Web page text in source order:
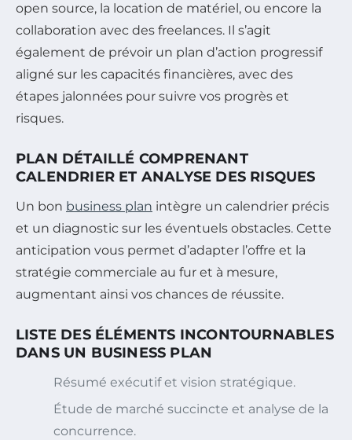
open source, la location de matériel, ou encore la
collaboration avec des freelances. Il s’agit
également de prévoir un plan d’action progressif
aligné sur les capacités financières, avec des
étapes jalonnées pour suivre vos progrès et
risques.
PLAN DÉTAILLÉ COMPRENANT
CALENDRIER ET ANALYSE DES RISQUES
Un bon business plan intègre un calendrier précis
et un diagnostic sur les éventuels obstacles. Cette
anticipation vous permet d’adapter l’offre et la
stratégie commerciale au fur et à mesure,
augmentant ainsi vos chances de réussite.
LISTE DES ÉLÉMENTS INCONTOURNABLES
DANS UN BUSINESS PLAN
Résumé exécutif et vision stratégique.
Étude de marché succincte et analyse de la
concurrence.